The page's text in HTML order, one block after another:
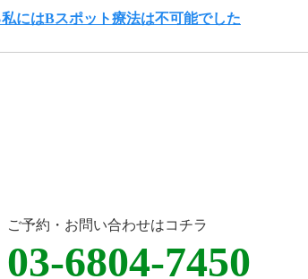
にはBスポット療法は不可能でした
ご予約・お問い合わせはコチラ
03-6804-7450